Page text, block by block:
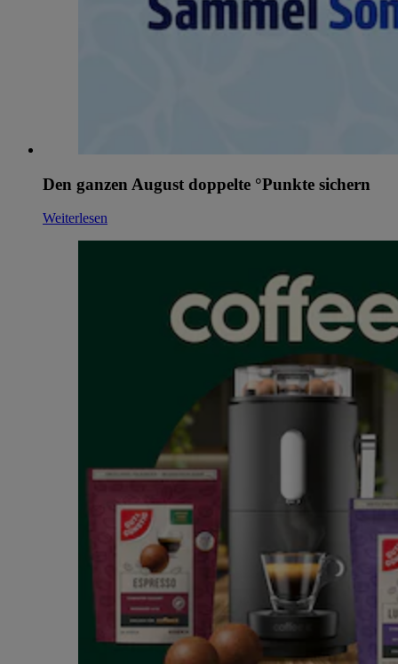
Den ganzen August doppelte °Punkte sichern
Weiterlesen